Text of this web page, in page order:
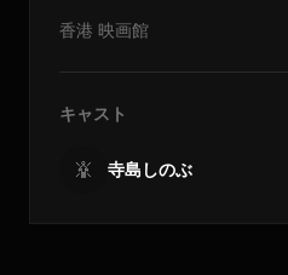
香港 映画館
キャスト
寺島しのぶ